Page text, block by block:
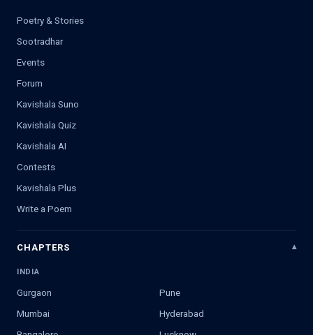
Poetry & Stories
Sootradhar
Events
Forum
Kavishala Suno
Kavishala Quiz
Kavishala AI
Contests
Kavishala Plus
Write a Poem
CHAPTERS
INDIA
Gurgaon
Pune
Mumbai
Hyderabad